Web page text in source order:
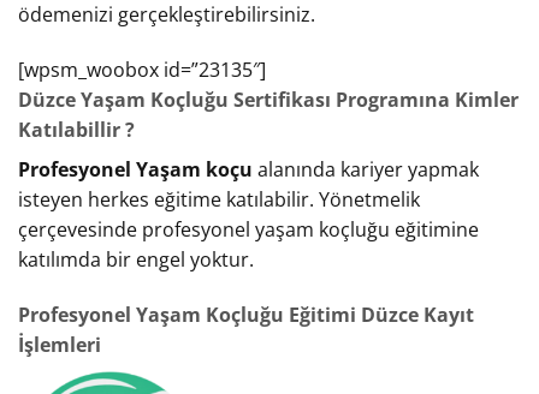
ödemenizi gerçekleştirebilirsiniz.
[wpsm_woobox id=”23135″]
Düzce Yaşam Koçluğu Sertifikası Programına Kimler
Katılabillir ?
Profesyonel Yaşam koçu alanında kariyer yapmak
isteyen herkes eğitime katılabilir. Yönetmelik
çerçevesinde profesyonel yaşam koçluğu eğitimine
katılımda bir engel yoktur.
Profesyonel Yaşam Koçluğu Eğitimi Düzce Kayıt
İşlemleri